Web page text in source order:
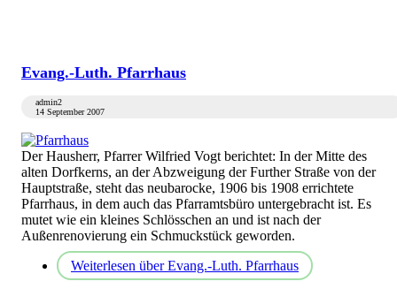
Evang.-Luth. Pfarrhaus
admin2
14 September 2007
Der Hausherr, Pfarrer Wilfried Vogt berichtet: In der Mitte des
alten Dorfkerns, an der Abzweigung der Further Straße von der
Hauptstraße, steht das neubarocke, 1906 bis 1908 errichtete
Pfarrhaus, in dem auch das Pfarramtsbüro untergebracht ist. Es
mutet wie ein kleines Schlösschen an und ist nach der
Außenrenovierung ein Schmuckstück geworden.
Weiterlesen über Evang.-Luth. Pfarrhaus